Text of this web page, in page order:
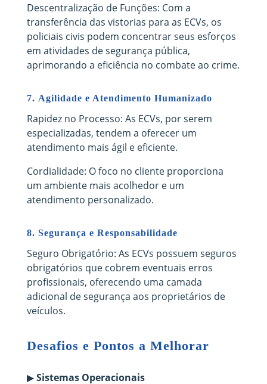
Descentralização de Funções: Com a
transferência das vistorias para as ECVs, os
policiais civis podem concentrar seus esforços
em atividades de segurança pública,
aprimorando a eficiência no combate ao crime.
7. Agilidade e Atendimento Humanizado
Rapidez no Processo: As ECVs, por serem
especializadas, tendem a oferecer um
atendimento mais ágil e eficiente.
Cordialidade: O foco no cliente proporciona
um ambiente mais acolhedor e um
atendimento personalizado.
8. Segurança e Responsabilidade
Seguro Obrigatório: As ECVs possuem seguros
obrigatórios que cobrem eventuais erros
profissionais, oferecendo uma camada
adicional de segurança aos proprietários de
veículos.
Desafios e Pontos a Melhorar
▶Sistemas Operacionais